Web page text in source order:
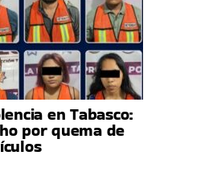
en Tabasco:
por quema de